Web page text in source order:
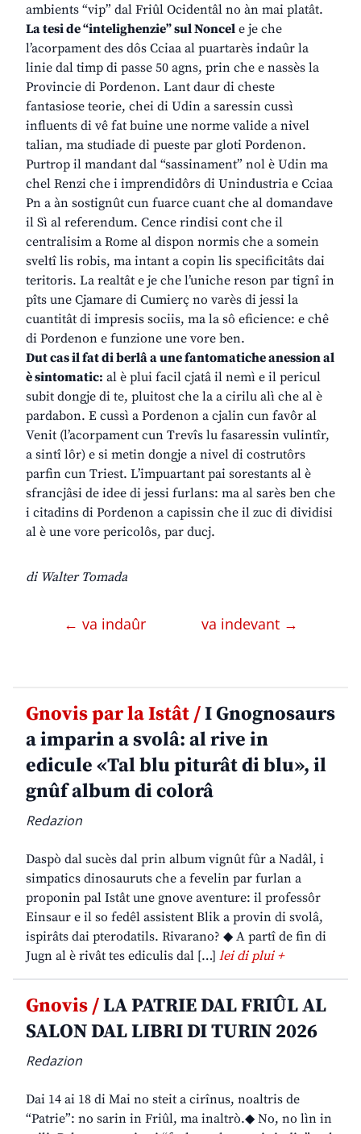
ambients “vip” dal Friûl Ocidentâl no àn mai platât.
La tesi de “intelighenzie” sul Noncel e je che
l’acorpament des dôs Cciaa al puartarès indaûr la
linie dal timp di passe 50 agns, prin che e nassès la
Provincie di Pordenon. Lant daur di cheste
fantasiose teorie, chei di Udin a saressin cussì
influents di vê fat buine une norme valide a nivel
talian, ma studiade di pueste par gloti Pordenon.
Purtrop il mandant dal “sassinament” nol è Udin ma
chel Renzi che i imprendidôrs di Unindustria e Cciaa
Pn a àn sostignût cun fuarce cuant che al domandave
il Sì al referendum. Cence rindisi cont che il
centralisim a Rome al dispon normis che a somein
sveltî lis robis, ma intant a copin lis specificitâts dai
teritoris. La realtât e je che l’uniche reson par tignî in
pîts une Cjamare di Cumierç no varès di jessi la
cuantitât di impresis sociis, ma la sô eficience: e chê
di Pordenon e funzione une vore ben.
Dut cas il fat di berlâ a une fantomatiche anession al
è sintomatic: al è plui facil cjatâ il nemì e il pericul
subit dongje di te, pluitost che la a cirilu alì che al è
pardabon. E cussì a Pordenon a cjalin cun favôr al
Venit (l’acorpament cun Trevîs lu fasaressin vulintîr,
a sintî lôr) e si metin dongje a nivel di costrutôrs
parfin cun Triest. L’impuartant pai sorestants al è
sfrancjâsi de idee di jessi furlans: ma al sarès ben che
i citadins di Pordenon a capissin che il zuc di dividisi
al è une vore pericolôs, par ducj.
di Walter Tomada
← va indaûr va indevant →
Gnovis par la Istât /I Gnognosaurs
a imparin a svolâ: al rive in
edicule «Tal blu piturât di blu», il
gnûf album di colorâ
Redazion
Daspò dal sucès dal prin album vignût fûr a Nadâl, i
simpatics dinosauruts che a fevelin par furlan a
proponin pal Istât une gnove aventure: il professôr
Einsaur e il so fedêl assistent Blik a provin di svolâ,
ispirâts dai pterodatils. Rivarano? ◆ A partî de fin di
Jugn al è rivât tes ediculis dal […] lei di plui +
Gnovis /LA PATRIE DAL FRIÛL AL
SALON DAL LIBRI DI TURIN 2026
Redazion
Dai 14 ai 18 di Mai no steit a cirînus, noaltris de
“Patrie”: no sarin in Friûl, ma inaltrò.◆ No, no lìn in